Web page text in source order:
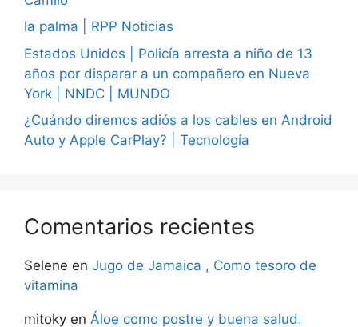
la palma | RPP Noticias
Estados Unidos | Policía arresta a niño de 13
años por disparar a un compañero en Nueva
York | NNDC | MUNDO
¿Cuándo diremos adiós a los cables en Android
Auto y Apple CarPlay? | Tecnología
Comentarios recientes
Selene en Jugo de Jamaica , Como tesoro de
vitamina
mitoky en Áloe como postre y buena salud.